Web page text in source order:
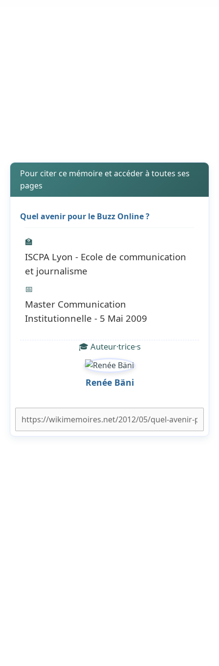
Pour citer ce mémoire et accéder à toutes ses
pages
Quel avenir pour le Buzz Online ?
🏫
ISCPA Lyon - Ecole de communication
et journalisme
📅
Master Communication
Institutionnelle - 5 Mai 2009
🎓 Auteur·trice·s
Renée Bäni